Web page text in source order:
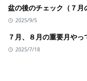
盆の後のチェック（７月
2025/9/5
７月、８月の重要月やっ
2025/7/18